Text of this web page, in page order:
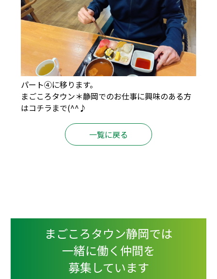
パート④に移ります。
まごころタウン＊静岡でのお仕事に興味のある方
はコチラ まで(^^♪
一覧に戻る
まごころタウン静岡では
一緒に働く仲間を
募集しています